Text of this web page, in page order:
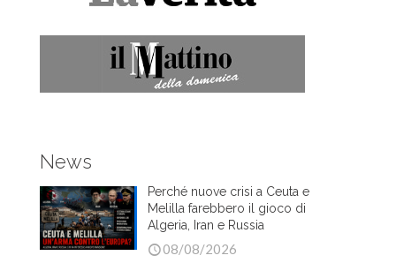
News
Perché nuove crisi a Ceuta e
Melilla farebbero il gioco di
Algeria, Iran e Russia
08/08/2026